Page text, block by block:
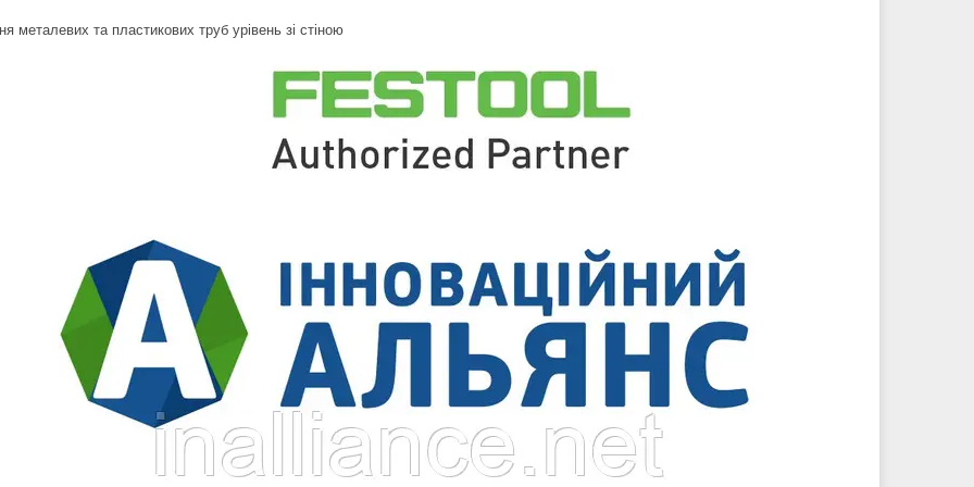
металевих та пластикових труб урівень зі стіною